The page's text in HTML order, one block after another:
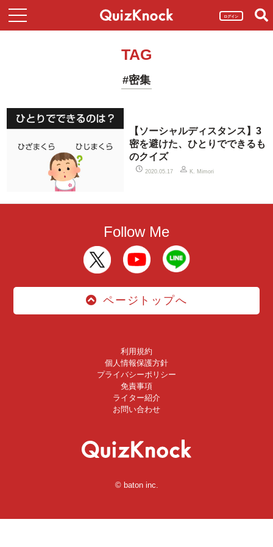
ログイン
TAG
#密集
【ソーシャルディスタンス】3
密を避けた、ひとりでできるも
のクイズ
2020.05.17 K. Mimori
Follow Me
ページトップへ
利用規約
個人情報保護方針
プライバシーポリシー
免責事項
ライター紹介
お問い合わせ
© baton inc.